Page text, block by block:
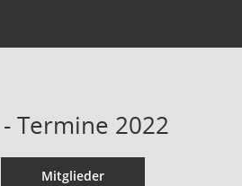
Termine 2022
Mitglieder